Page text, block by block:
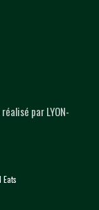
par LYON-